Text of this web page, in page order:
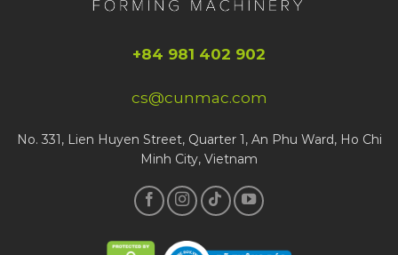
+84 981 402 902
cs@cunmac.com
No. 331, Lien Huyen Street, Quarter 1, An Phu Ward, Ho Chi
Minh City, Vietnam